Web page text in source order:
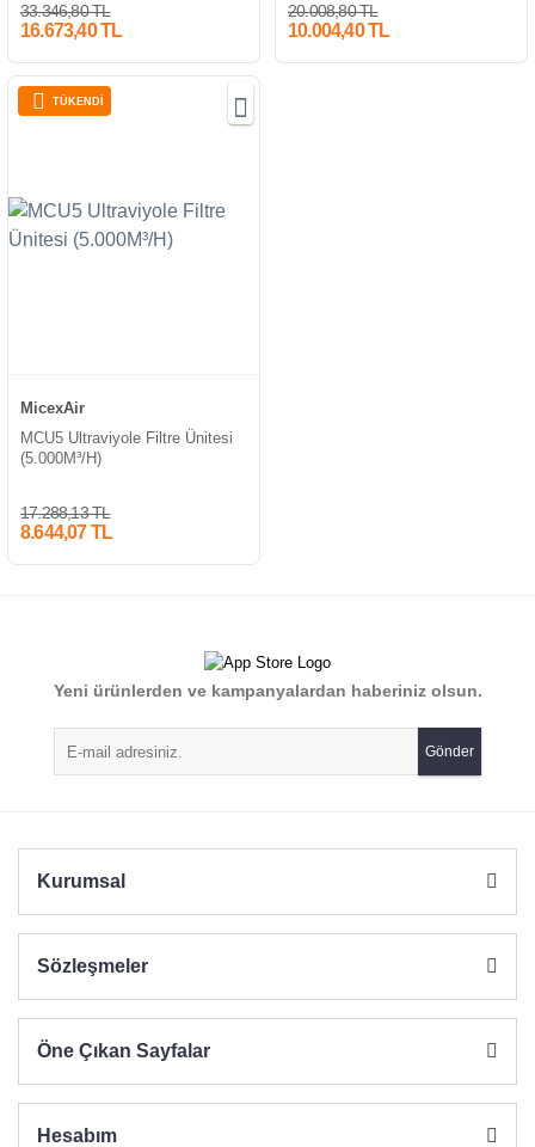
33.346,80 TL
16.673,40 TL
20.008,80 TL
10.004,40 TL
TÜKENDİ
MicexAir
MCU5 Ultraviyole Filtre Ünitesi
(5.000M³/H)
17.288,13 TL
8.644,07 TL
Yeni ürünlerden ve kampanyalardan haberiniz olsun.
Gönder
Kurumsal
Sözleşmeler
Öne Çıkan Sayfalar
Hesabım